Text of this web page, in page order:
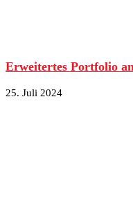
Erweitertes Portfolio
25. Juli 2024